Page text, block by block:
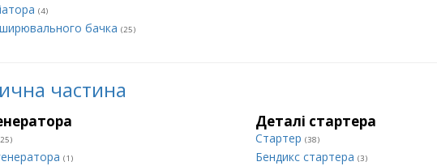
(4)
бачка (25)
частина
(1)
Деталі стартера
Стартер (38)
Бендикс стартера (3)